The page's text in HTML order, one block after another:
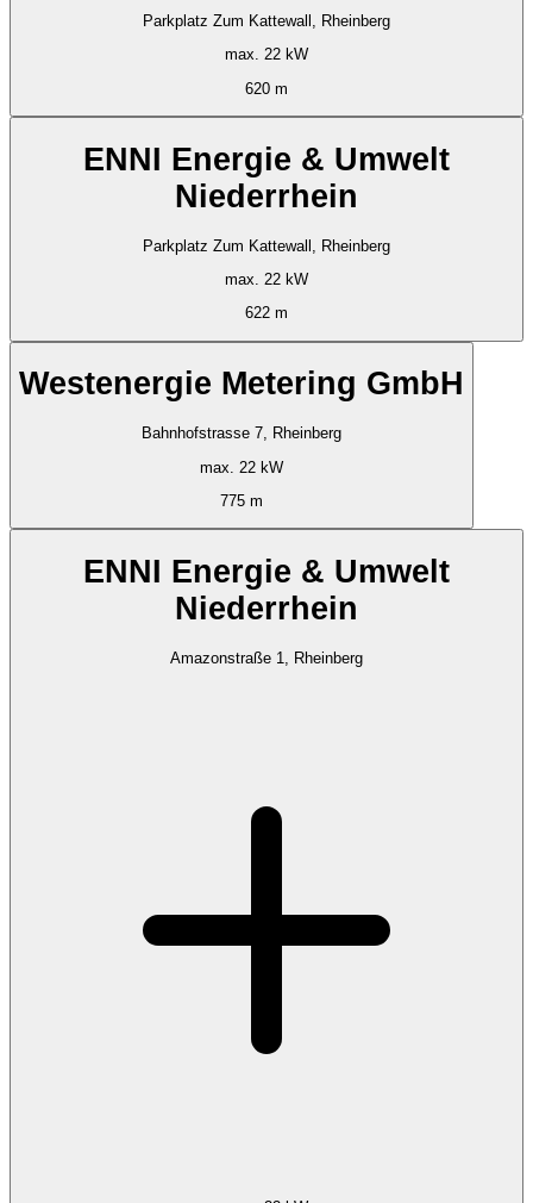
Parkplatz Zum Kattewall, Rheinberg
max. 22 kW
620 m
ENNI Energie & Umwelt
Niederrhein
Parkplatz Zum Kattewall, Rheinberg
max. 22 kW
622 m
Westenergie Metering GmbH
Bahnhofstrasse 7, Rheinberg
max. 22 kW
775 m
ENNI Energie & Umwelt
Niederrhein
Amazonstraße 1, Rheinberg